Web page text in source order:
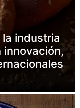
industria
innovación,